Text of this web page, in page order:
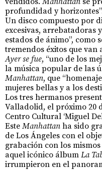
profundidad y
Un disco compuesto por
excesivas, arrebatadoras
estados de ánimo”, como
tremendos éxitos que van
Ayer se fue, “uno de los
la música popular de las
Manhattan, que
mujeres bellas y a los
Los tres hermanos
Valladolid, el próximo 20
Centro Cultural ‘Miguel
Este Manhattan ha sido
de Los Ángeles con el
grabación con los
aquel icónico álbum La
irrumpieron en el